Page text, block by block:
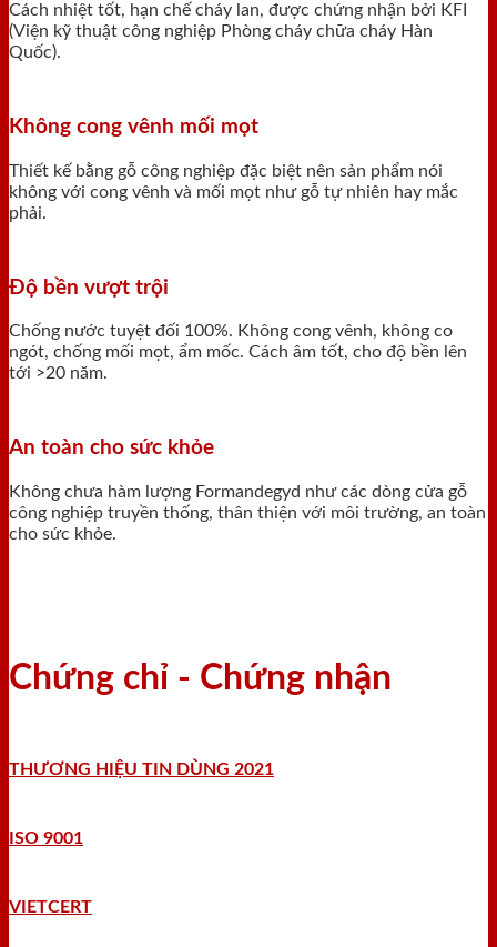
Cách nhiệt tốt, hạn chế cháy lan, được chứng nhận bởi KFI
(Viện kỹ thuật công nghiệp Phòng cháy chữa cháy Hàn
Quốc).
Không cong vênh mối mọt
Thiết kế bằng gỗ công nghiệp đặc biệt nên sản phẩm nói
không với cong vênh và mối mọt như gỗ tự nhiên hay mắc
phải.
Độ bền vượt trội
Chống nước tuyệt đối 100%. Không cong vênh, không co
ngót, chống mối mọt, ẩm mốc. Cách âm tốt, cho độ bền lên
tới >20 năm.
An toàn cho sức khỏe
Không chưa hàm lượng Formandegyd như các dòng cửa gỗ
công nghiệp truyền thống, thân thiện với môi trường, an toàn
cho sức khỏe.
Chứng chỉ - Chứng nhận
THƯƠNG HIỆU TIN DÙNG 2021
ISO 9001
VIETCERT